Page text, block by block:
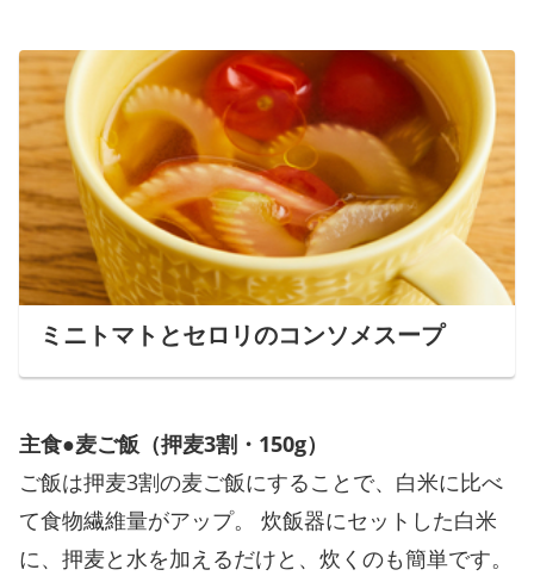
ミニトマトとセロリのコンソメスープ
主食●麦ご飯（押麦3割・150g）
ご飯は押麦3割の麦ご飯にすることで、白米に比べ
て食物繊維量がアップ。 炊飯器にセットした白米
に、押麦と水を加えるだけと、炊くのも簡単です。